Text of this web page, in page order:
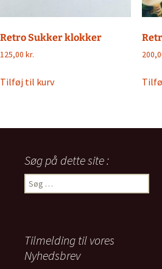
Retro Sukker klokker
125,00 kr.
Tilføj til kurv
Søg på dette site :
Søg
efter:
Tilmelding til vores
Nyhedsbrev